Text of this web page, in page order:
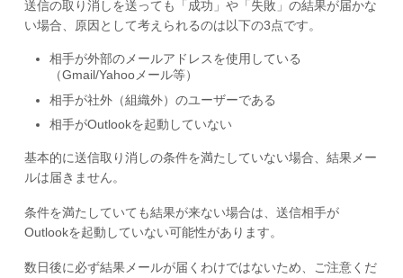
送信の取り消しを送っても「成功」や「失敗」の結果が届かな
い場合、原因として考えられるのは以下の3点です。
相手が外部のメールアドレスを使用している
（Gmail/Yahooメール等）
相手が社外（組織外）のユーザーである
相手がOutlookを起動していない
基本的に送信取り消しの条件を満たしていない場合、結果メー
ルは届きません。
条件を満たしていても結果が来ない場合は、送信相手が
Outlookを起動していない可能性があります。
数日後に必ず結果メールが届くわけではないため、ご注意くだ